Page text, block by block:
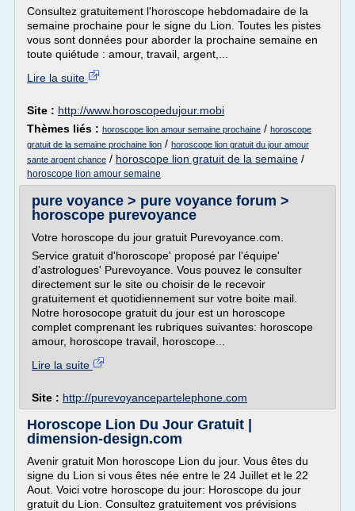
Consultez gratuitement l'horoscope hebdomadaire de la
semaine prochaine pour le signe du Lion. Toutes les pistes
vous sont données pour aborder la prochaine semaine en
toute quiétude : amour, travail, argent,...
Lire la suite
Site : http://www.horoscopedujour.mobi
Thèmes liés : horoscope lion amour semaine prochaine / horoscope
gratuit de la semaine prochaine lion / horoscope lion gratuit du jour amour
sante argent chance / horoscope lion gratuit de la semaine /
horoscope lion amour semaine
pure voyance > pure voyance forum >
horoscope purevoyance
Votre horoscope du jour gratuit Purevoyance.com.
Service gratuit d'horoscope' proposé par l'équipe'
d'astrologues' Purevoyance. Vous pouvez le consulter
directement sur le site ou choisir de le recevoir
gratuitement et quotidiennement sur votre boite mail.
Notre horosocope gratuit du jour est un horoscope
complet comprenant les rubriques suivantes: horoscope
amour, horoscope travail, horoscope...
Lire la suite
Site : http://purevoyancepartelephone.com
Horoscope Lion Du Jour Gratuit |
dimension-design.com
Avenir gratuit Mon horoscope Lion du jour. Vous êtes du
signe du Lion si vous êtes née entre le 24 Juillet et le 22
Aout. Voici votre horoscope du jour: Horoscope du jour
gratuit du Lion. Consultez gratuitement vos prévisions